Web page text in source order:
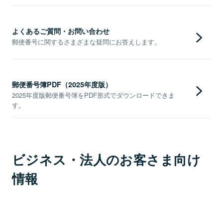
よくあるご質問・お問い合わせ
郵便番号に関するさまざまな疑問にお答えします。
郵便番号簿PDF（2025年度版）
2025年度版郵便番号簿をPDF形式でダウンロードできま
す。
ビジネス・法人のお客さま向け
情報